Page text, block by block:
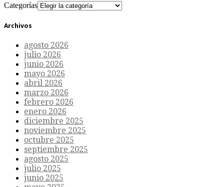
Categorías
Archivos
agosto 2026
julio 2026
junio 2026
mayo 2026
abril 2026
marzo 2026
febrero 2026
enero 2026
diciembre 2025
noviembre 2025
octubre 2025
septiembre 2025
agosto 2025
julio 2025
junio 2025